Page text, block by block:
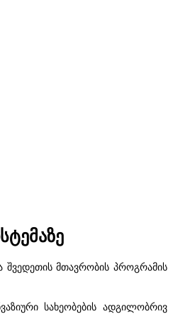
შვედეთის მთავრობის პროგრამის
სახეობების ადგილობრივ